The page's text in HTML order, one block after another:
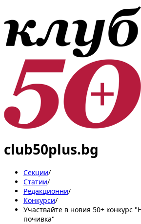
club50plus.bg
Секции/
Статии/
Редакционни/
Конкурси/
Участвайте в новия 50+ конкурс
почивка"